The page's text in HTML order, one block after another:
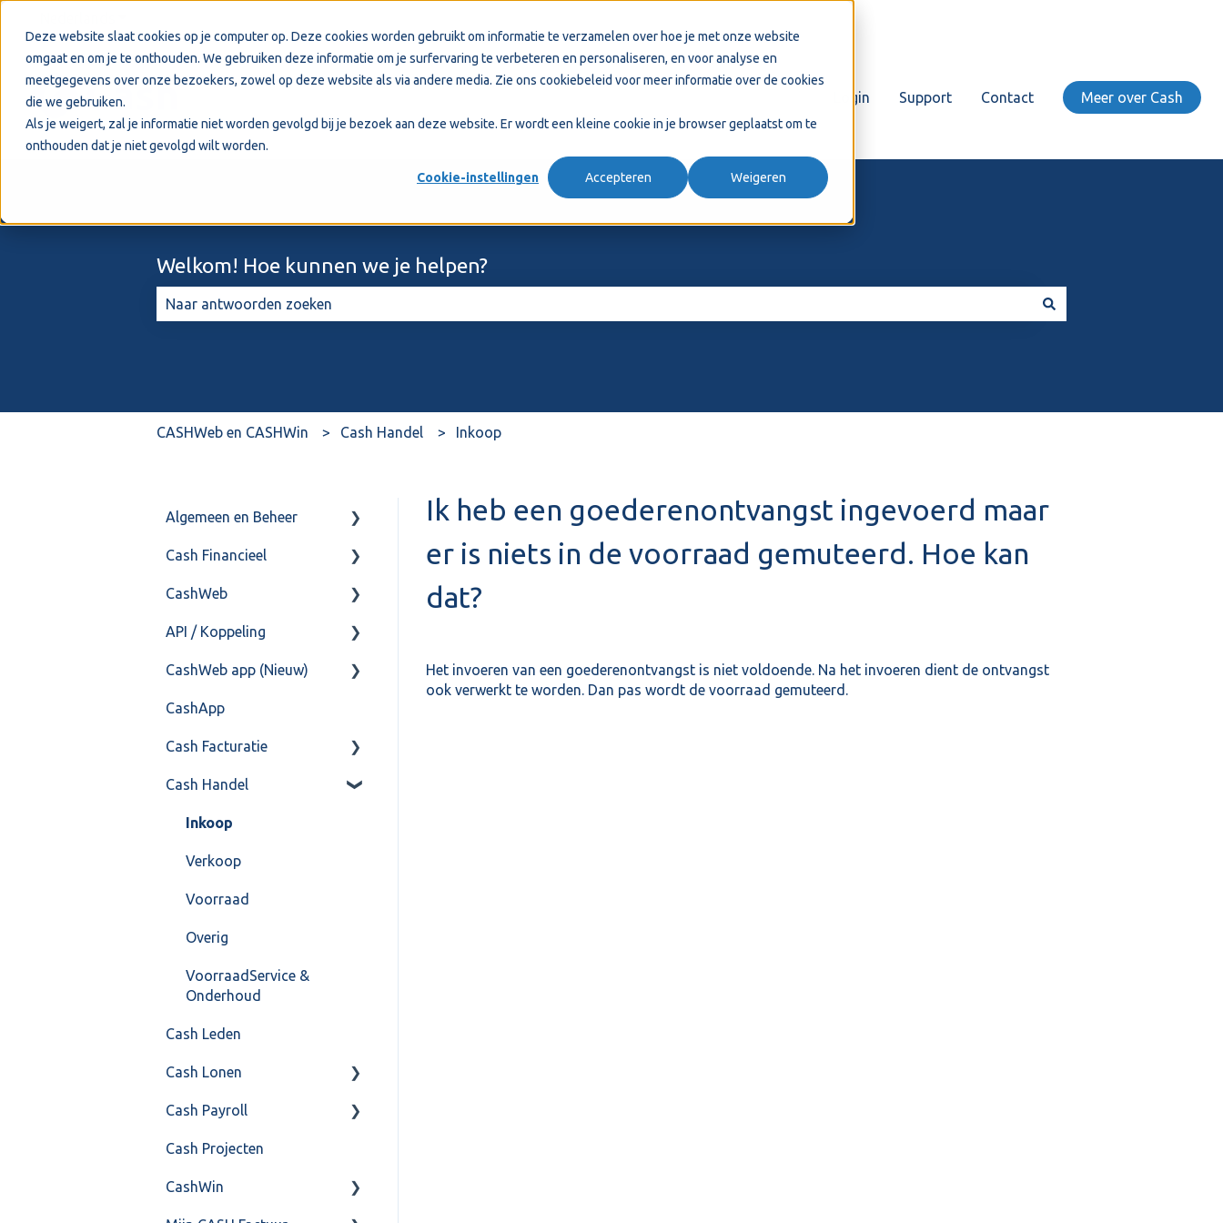
Deze website slaat cookies op je computer op. Deze cookies worden gebruikt om informatie te verzamelen over hoe je met onze website
omgaat en om je te onthouden. We gebruiken deze informatie om je surfervaring te verbeteren en personaliseren, en voor analyse en
meetgegevens over onze bezoekers, zowel op deze website als via andere media. Zie ons cookiebeleid voor meer informatie over de cookies
die we gebruiken.
Als je weigert, zal je informatie niet worden gevolgd bij je bezoek aan deze website. Er wordt een kleine cookie in je browser geplaatst om te
onthouden dat je niet gevolgd wilt worden.
Cookie-instellingen Accepteren Weigeren
Login Support Contact Meer over Cash
Welkom! Hoe kunnen we je helpen?
CASHWeb en CASHWin Cash Handel Inkoop
Ik heb een goederenontvangst ingevoerd maar
er is niets in de voorraad gemuteerd. Hoe kan
dat?
Het invoeren van een goederenontvangst is niet voldoende. Na het invoeren dient de ontvangst
ook verwerkt te worden. Dan pas wordt de voorraad gemuteerd.
Algemeen en Beheer
Bank(koppeling)
Import/Export
Postbus
Training & Consultancy
Overig
Cash Financieel
Boekhoud
Fiscaal
Overig
CashWeb
CashHero Layout
Mailen vanuit CASHWeb
Algemeen gebruik
API / Koppeling
Algemeen
Api 3.0 (SOAP API)
API 4.0 (REST API)
CashWeb app (Nieuw)
Veel gestelde vragen
CashApp
Cash Facturatie
Factureren
Instellingen
Algemeen
Formulierlayout
Cash Handel
Inkoop
Verkoop
Voorraad
Overig
VoorraadService &
Onderhoud
Cash Leden
Cash Lonen
Algemeen
Inrichting
Jaarafsluiting
Cash Payroll
Aangifte
Algemeen
Cash Projecten
CashWin